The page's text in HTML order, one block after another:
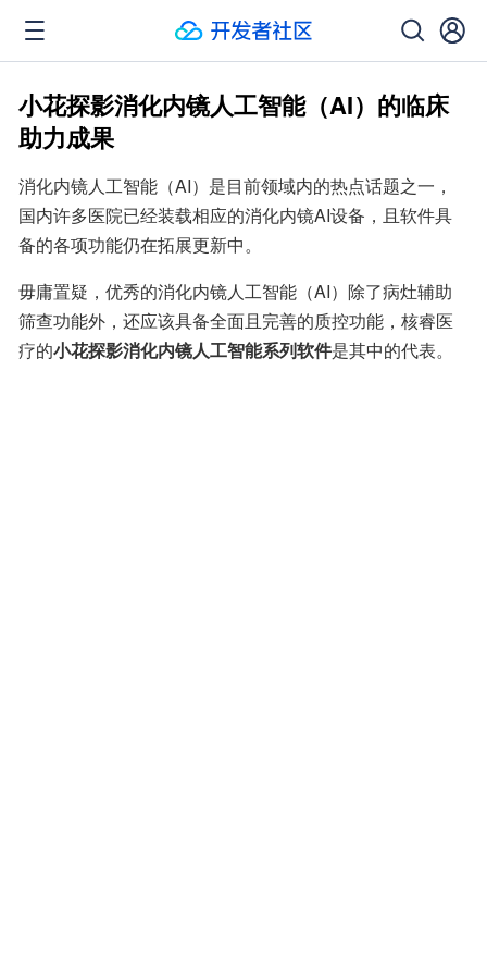
小花探影消化内镜人工智能（AI）的临床
助力成果
消化内镜人工智能（AI）是目前领域内的热点话题之一，
国内许多医院已经装载相应的消化内镜AI设备，且软件具
备的各项功能仍在拓展更新中。
毋庸置疑，优秀的消化内镜人工智能（AI）除了病灶辅助
筛查功能外，还应该具备全面且完善的质控功能，核睿医
疗的小花探影消化内镜人工智能系列软件是其中的代表。